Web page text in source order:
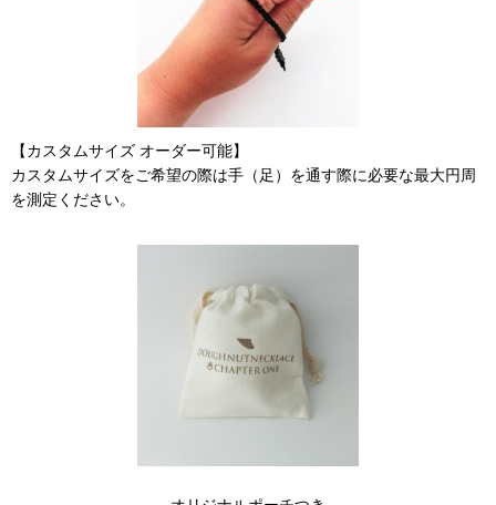
【カスタムサイズ オーダー可能】
カスタムサイズをご希望の際は手（足）を通す際に必要な最大円周
を測定ください。